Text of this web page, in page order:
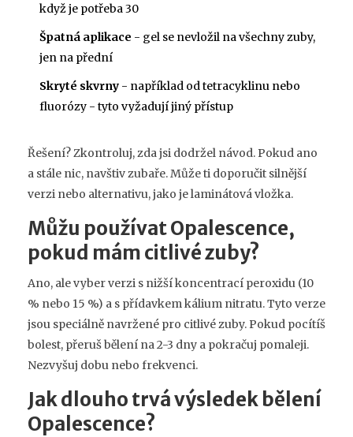
když je potřeba 30
Špatná aplikace - gel se nevložil na všechny zuby,
jen na přední
Skryté skvrny - například od tetracyklinu nebo
fluorózy - tyto vyžadují jiný přístup
Řešení? Zkontroluj, zda jsi dodržel návod. Pokud ano
a stále nic, navštiv zubaře. Může ti doporučit silnější
verzi nebo alternativu, jako je laminátová vložka.
Můžu používat Opalescence,
pokud mám citlivé zuby?
Ano, ale vyber verzi s nižší koncentrací peroxidu (10
% nebo 15 %) a s přídavkem kálium nitratu. Tyto verze
jsou speciálně navržené pro citlivé zuby. Pokud pocítíš
bolest, přeruš bělení na 2-3 dny a pokračuj pomaleji.
Nezvyšuj dobu nebo frekvenci.
Jak dlouho trvá výsledek bělení
Opalescence?